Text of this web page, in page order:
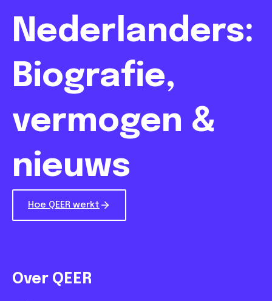
Nederlanders:
Biografie,
vermogen &
nieuws
Hoe QEER werkt
Over QEER